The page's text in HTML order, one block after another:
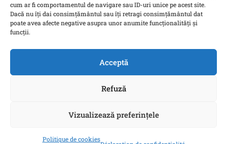
cum ar fi comportamentul de navigare sau ID-uri unice pe acest site.
Dacă nu îți dai consimțământul sau îți retragi consimțământul dat
poate avea afecte negative asupra unor anumite funcționalități și
funcții.
Acceptă
Refuză
Vizualizează preferințele
Politique de cookies
Mediateca Institutului Francez din București
New Europe College
Biblioteca Națională a României
Bazele de date on line asigurate prin platformaANELIS PLUS
Universității din București. All rights reserved.